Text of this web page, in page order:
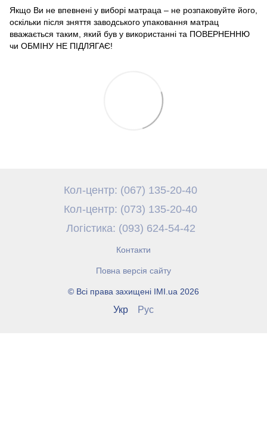
Якщо Ви не впевнені у виборі матраца – не розпаковуйте його,
оскільки після зняття заводського упаковання матрац
вважається таким, який був у використанні та ПОВЕРНЕННЮ
чи ОБМІНУ НЕ ПІДЛЯГАЄ!
Кол-центр: (067) 135-20-40
Кол-центр: (073) 135-20-40
Логістика: (093) 624-54-42
Контакти
Повна версія сайту
© Всі права захищені IMI.ua 2026
Укр Рус